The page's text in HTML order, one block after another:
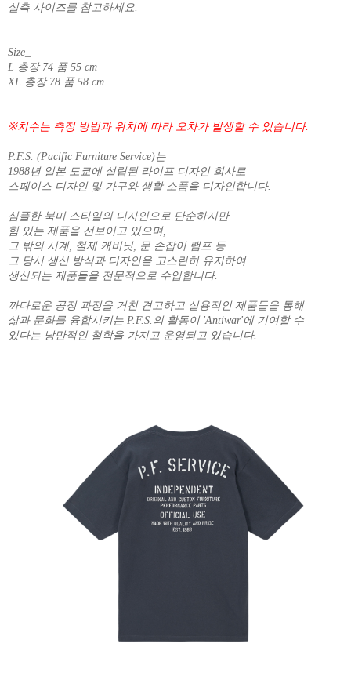
실측 사이즈를 참고하세요.
Size_
L 총장 74 품 55 cm
XL 총장 78 품 58 cm
※치수는 측정 방법과 위치에 따라 오차가 발생할 수 있습니다.
P.F.S. (Pacific Furniture Service)는
1988년 일본 도쿄에 설립된 라이프 디자인 회사로
스페이스 디자인 및 가구와 생활 소품을 디자인합니다.
심플한 북미 스타일의 디자인으로 단순하지만
힘 있는 제품을 선보이고 있으며,
그 밖의 시계, 철제 캐비닛, 문 손잡이 램프 등
그 당시 생산 방식과 디자인을 고스란히 유지하여
생산되는 제품들을 전문적으로 수입합니다.
까다로운 공정 과정을 거친 견고하고 실용적인 제품들을 통해
삶과 문화를 융합시키는 P.F.S.의 활동이 'Antiwar'에 기여할 수
있다는 낭만적인 철학을 가지고 운영되고 있습니다.